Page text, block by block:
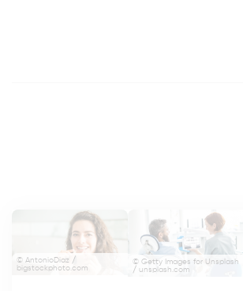
© AntonioDiaz /
bigstockphoto.com
© Getty Images for Unsplash
/ unsplash.com